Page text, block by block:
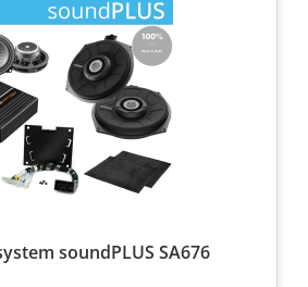
soundPLUS SA676